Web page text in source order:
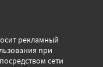
рекламный
при
посредством сети